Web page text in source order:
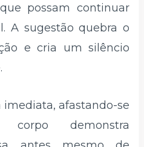
possam continuar
A sugestão quebra o
e cria um silêncio
afastando-se
corpo demonstra